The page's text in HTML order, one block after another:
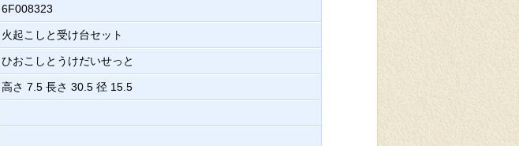
6F008323
火起こしと受け台セット
ひおこしとうけだいせっと
高さ 7.5 長さ 30.5 径 15.5